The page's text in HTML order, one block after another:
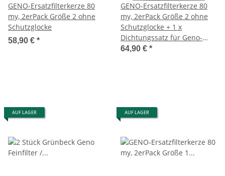
GENO-Ersatzfilterkerze 80
my, 2erPack Größe 2 ohne
Schutzglocke
58,90 € *
GENO-Ersatzfilterkerze 80
my, 2erPack Größe 2 ohne
Schutzglocke + 1 x
Dichtungssatz für Geno-
Feinfilter / Wasserfilter Art.
64,90 € *
AUF LAGER AUF LAGER